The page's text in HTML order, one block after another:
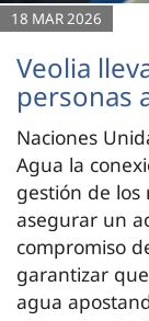
18 MAR 2026
Veolia
personas
Naciones
Agua la
gestión de los
asegurar un
compromiso
garantizar
agua